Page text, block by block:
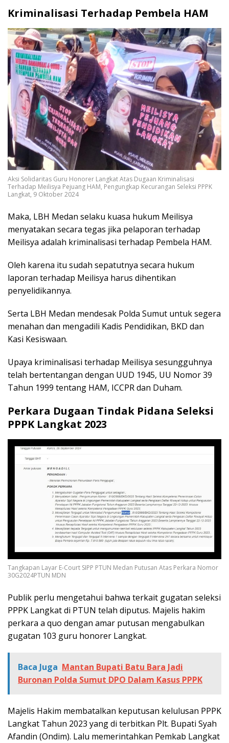
Kriminalisasi Terhadap Pembela HAM
Aksi Solidaritas Guru Honorer Langkat Atas Dugaan Kriminalisasi
Terhadap Meilisya Pejuang HAM, Pengungkap Kecurangan Seleksi PPPK
Langkat, 9 Oktober 2024
Maka, LBH Medan selaku kuasa hukum Meilisya
menyatakan secara tegas jika pelaporan terhadap
Meilisya adalah kriminalisasi terhadap Pembela HAM.
Oleh karena itu sudah sepatutnya secara hukum
laporan terhadap Meilisya harus dihentikan
penyelidikannya.
Serta LBH Medan mendesak Polda Sumut untuk segera
menahan dan mengadili Kadis Pendidikan, BKD dan
Kasi Kesiswaan.
Upaya kriminalisasi terhadap Meilisya sesungguhnya
telah bertentangan dengan UUD 1945, UU Nomor 39
Tahun 1999 tentang HAM, ICCPR dan Duham.
Perkara Dugaan Tindak Pidana Seleksi
PPPK Langkat 2023
Tangkapan Layar E-Court SIPP PTUN Medan Putusan Atas Perkara Nomor
30G2024PTUN MDN
Publik perlu mengetahui bahwa terkait gugatan seleksi
PPPK Langkat di PTUN telah diputus. Majelis hakim
perkara a quo dengan amar putusan mengabulkan
gugatan 103 guru honorer Langkat.
Baca Juga Mantan Bupati Batu Bara Jadi
Buronan Polda Sumut DPO Dalam Kasus PPPK
Majelis Hakim membatalkan keputusan kelulusan PPPK
Langkat Tahun 2023 yang di terbitkan Plt. Bupati Syah
Afandin (Ondim). Lalu memerintahkan Pemkab Langkat